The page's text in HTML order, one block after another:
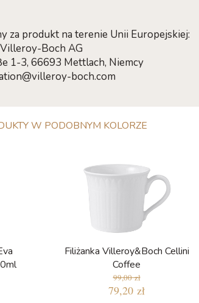
za produkt na terenie Unii Europejskiej:
Villeroy-Boch AG
1-3, 66693 Mettlach, Niemcy
boch.com
W PODOBNYM KOLORZE
Filiżanka Villeroy&Boch Cellini
Coffee
99,00 zł
79,20 zł